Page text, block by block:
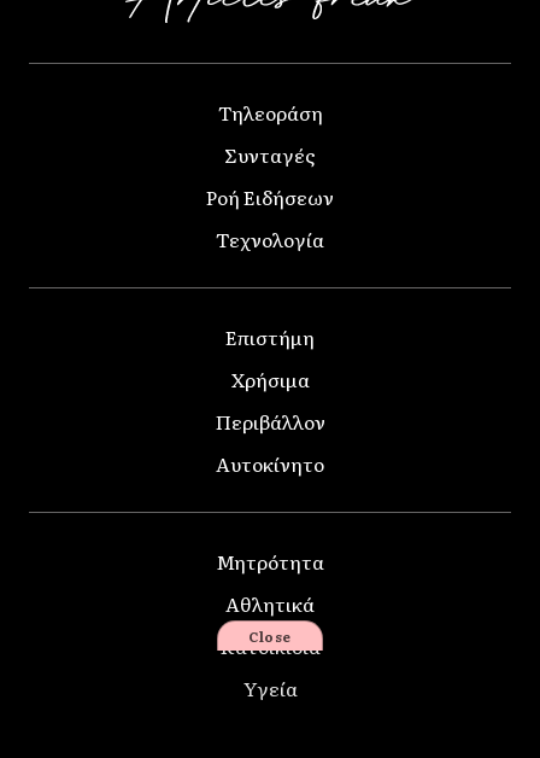
Τηλεοράση
Συνταγές
Ροή Ειδήσεων
Τεχνολογία
Επιστήμη
Χρήσιμα
Περιβάλλον
Αυτοκίνητο
Μητρότητα
Αθλητικά
Κατοικίδια
Υγεία
Close